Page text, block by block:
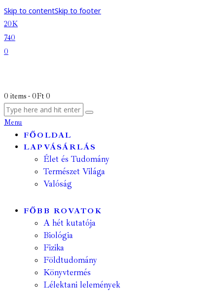
Skip to contentSkip to footer
20K
740
0
0 items - 0Ft 0
Menu
FŐOLDAL
LAPVÁSÁRLÁS
Élet és Tudomány
Természet Világa
Valóság
FŐBB ROVATOK
A hét kutatója
Biológia
Fizika
Földtudomány
Könyvtermés
Lélektani lelemények